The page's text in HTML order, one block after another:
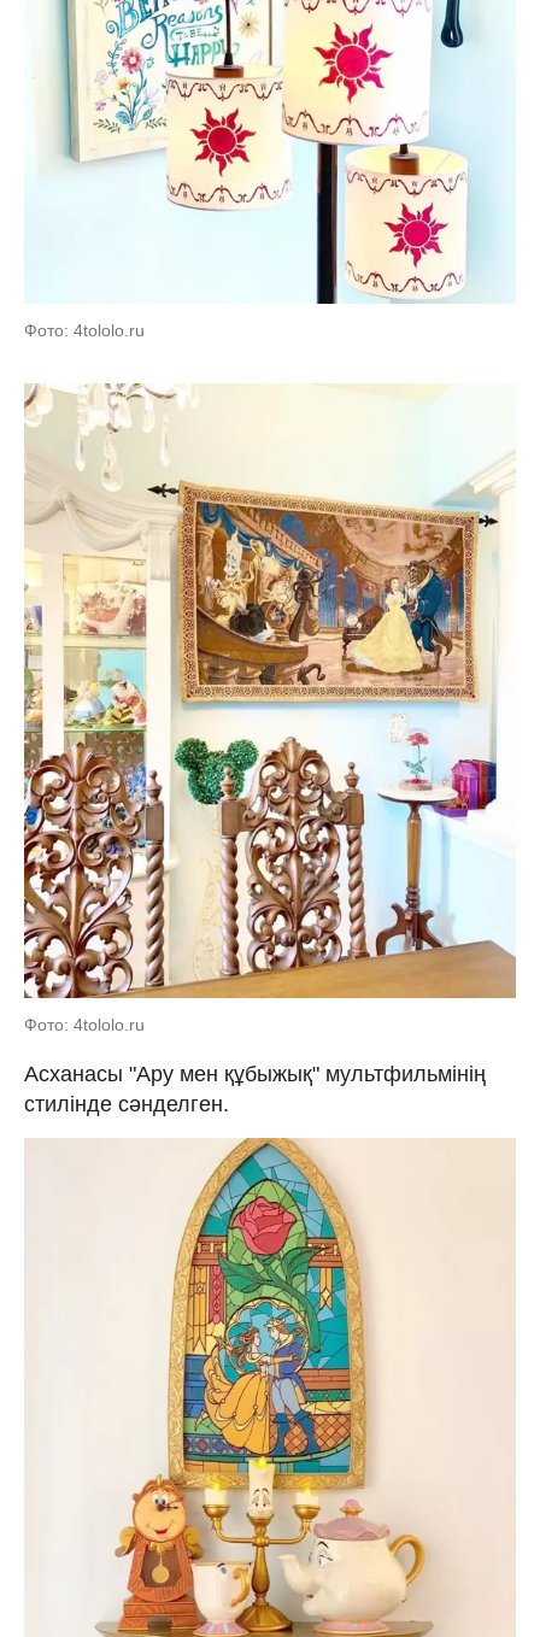
Фото: 4tololo.ru
Фото: 4tololo.ru
Асханасы "Ару мен құбыжық" мультфильмінің
стилінде сәнделген.